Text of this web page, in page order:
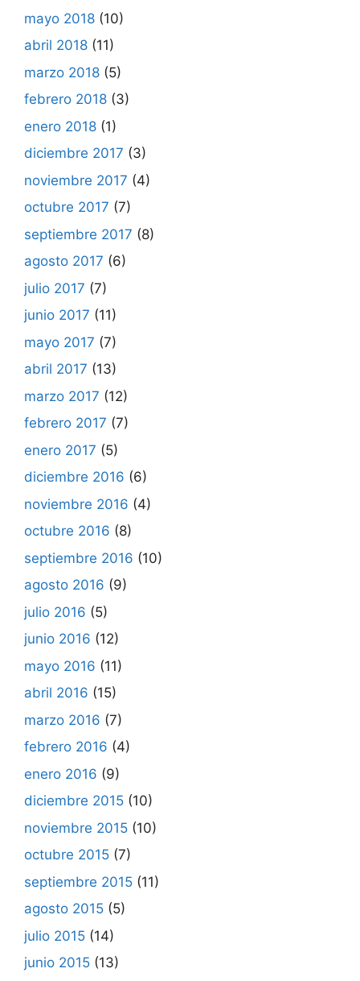
mayo 2018 (10)
abril 2018 (11)
marzo 2018 (5)
febrero 2018 (3)
enero 2018 (1)
diciembre 2017 (3)
noviembre 2017 (4)
octubre 2017 (7)
septiembre 2017 (8)
agosto 2017 (6)
julio 2017 (7)
junio 2017 (11)
mayo 2017 (7)
abril 2017 (13)
marzo 2017 (12)
febrero 2017 (7)
enero 2017 (5)
diciembre 2016 (6)
noviembre 2016 (4)
octubre 2016 (8)
septiembre 2016 (10)
agosto 2016 (9)
julio 2016 (5)
junio 2016 (12)
mayo 2016 (11)
abril 2016 (15)
marzo 2016 (7)
febrero 2016 (4)
enero 2016 (9)
diciembre 2015 (10)
noviembre 2015 (10)
octubre 2015 (7)
septiembre 2015 (11)
agosto 2015 (5)
julio 2015 (14)
junio 2015 (13)